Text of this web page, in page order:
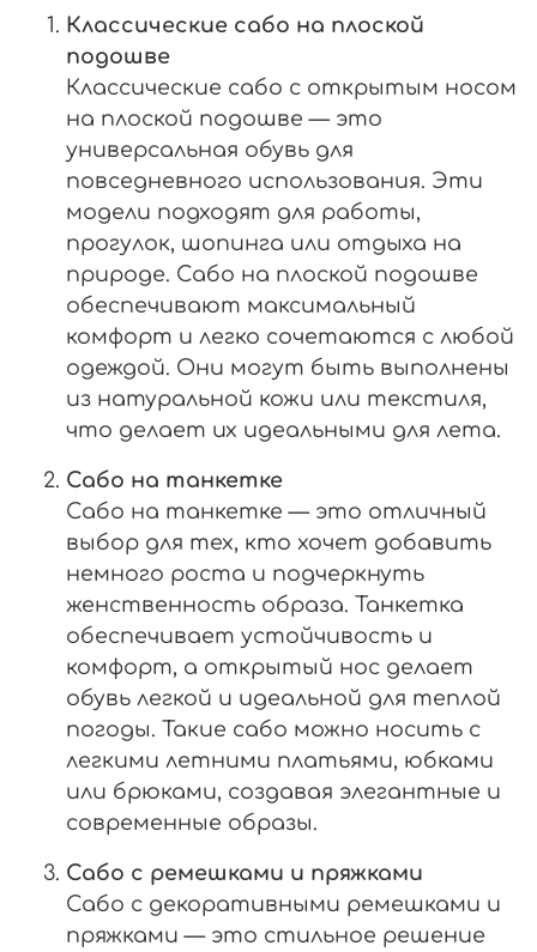
Классические сабо на плоской
подошве
Классические сабо с открытым носом
на плоской подошве — это
универсальная обувь для
повседневного использования. Эти
модели подходят для работы,
прогулок, шопинга или отдыха на
природе. Сабо на плоской подошве
обеспечивают максимальный
комфорт и легко сочетаются с любой
одеждой. Они могут быть выполнены
из натуральной кожи или текстиля,
что делает их идеальными для лета.
Сабо на танкетке
Сабо на танкетке — это отличный
выбор для тех, кто хочет добавить
немного роста и подчеркнуть
женственность образа. Танкетка
обеспечивает устойчивость и
комфорт, а открытый нос делает
обувь легкой и идеальной для теплой
погоды. Такие сабо можно носить с
легкими летними платьями, юбками
или брюками, создавая элегантные и
современные образы.
Сабо с ремешками и пряжками
Сабо с декоративными ремешками и
пряжками — это стильное решение